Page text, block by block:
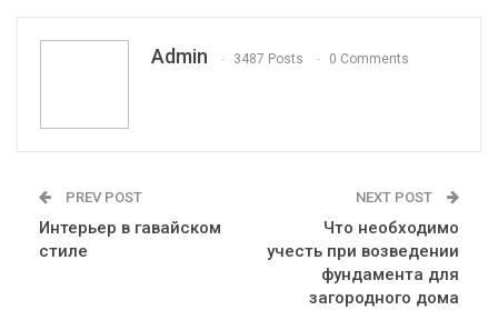
VK
Admin 3487 Posts 0 Comments
PREV POST
Интерьер в гавайском
стиле
NEXT POST
Что необходимо
учесть при возведении
фундамента для
загородного дома